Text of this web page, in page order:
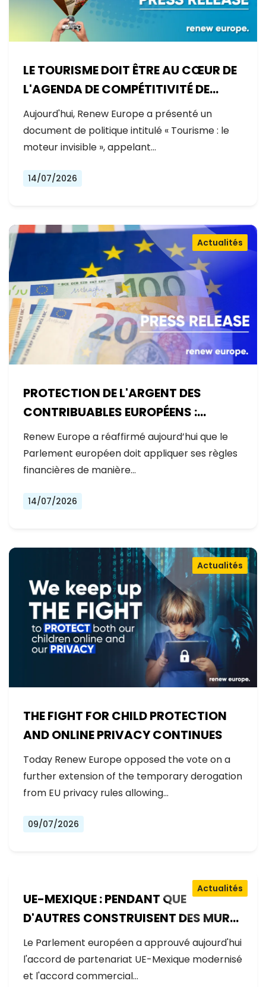
LE TOURISME DOIT ÊTRE AU CŒUR DE
L'AGENDA DE COMPÉTITIVITÉ DE
L'EUROPE
Aujourd'hui, Renew Europe a présenté un
document de politique intitulé « Tourisme : le
moteur invisible », appelant…
14/07/2026
PROTECTION DE L'ARGENT DES
CONTRIBUABLES EUROPÉENS :
AUCUNE EXCEPTION
Actualités
Renew Europe a réaffirmé aujourd’hui que le
Parlement européen doit appliquer ses règles
financières de manière…
14/07/2026
THE FIGHT FOR CHILD PROTECTION
AND ONLINE PRIVACY CONTINUES
Actualités
Today Renew Europe opposed the vote on a
further extension of the temporary derogation
from EU privacy rules allowing…
09/07/2026
UE-MEXIQUE : PENDANT QUE
D'AUTRES CONSTRUISENT DES MURS,
L'EUROPE CONSTRUIT DES PONTS
Actualités
Le Parlement européen a approuvé aujourd'hui
l'accord de partenariat UE-Mexique modernisé
et l'accord commercial…